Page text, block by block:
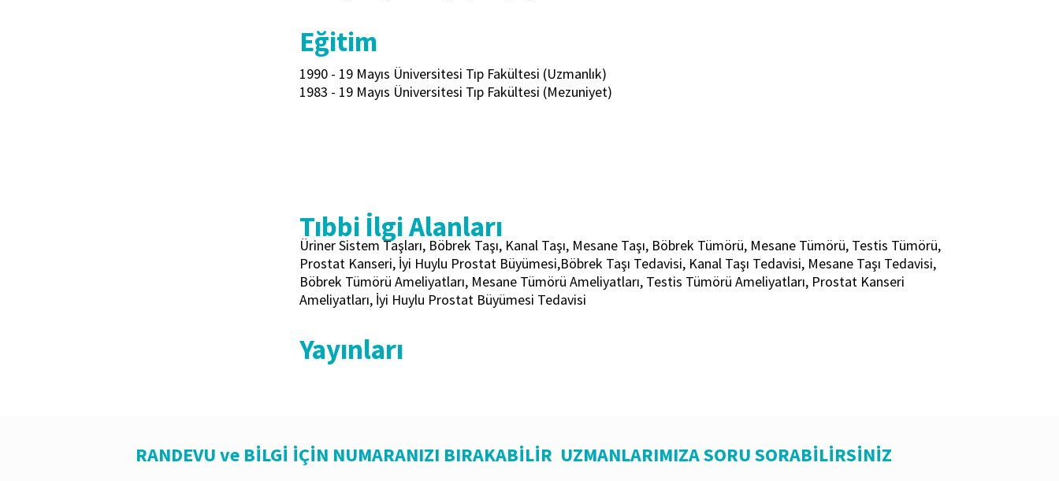
Eğitim
1990 - 19 Mayıs Üniversitesi Tıp Fakültesi (Uzmanlık)
1983 - 19 Mayıs Üniversitesi Tıp Fakültesi (Mezuniyet)
Tıbbi İlgi Alanları
Üriner Sistem Taşları, Böbrek Taşı, Kanal Taşı, Mesane Taşı, Böbrek Tümörü, Mesane Tümörü, Testis Tümörü,
Prostat Kanseri, İyi Huylu Prostat Büyümesi,Böbrek Taşı Tedavisi, Kanal Taşı Tedavisi, Mesane Taşı Tedavisi,
Böbrek Tümörü Ameliyatları, Mesane Tümörü Ameliyatları, Testis Tümörü Ameliyatları, Prostat Kanseri
Ameliyatları, İyi Huylu Prostat Büyümesi Tedavisi
Yayınları
RANDEVU ve BİLGİ İÇİN NUMARANIZI BIRAKABİLİR UZMANLARIMIZA SORU SORABİLİRSİNİZ